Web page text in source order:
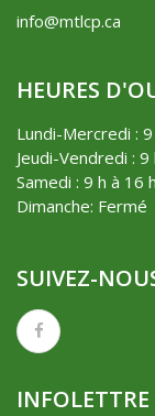
info@mtlcp.ca
HEURES
Lundi-Mercredi :
Jeudi-Vendredi : 9
Samedi : 9 h à 16 h
Dimanche: Fermé
SUIVEZ-
INFOLETTRE